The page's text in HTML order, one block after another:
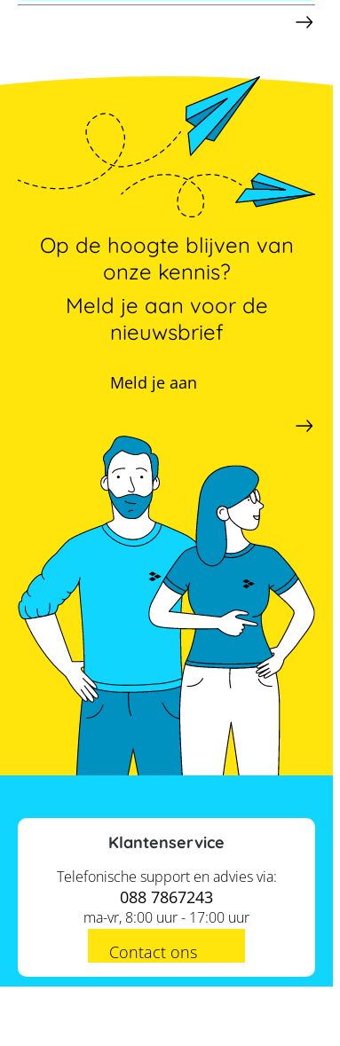
Op de hoogte blijven van
onze kennis?
Meld je aan voor de
nieuwsbrief
Meld je aan
Klantenservice
Telefonische support en advies via:
088 7867243
ma-vr, 8:00 uur - 17:00 uur
Contact ons